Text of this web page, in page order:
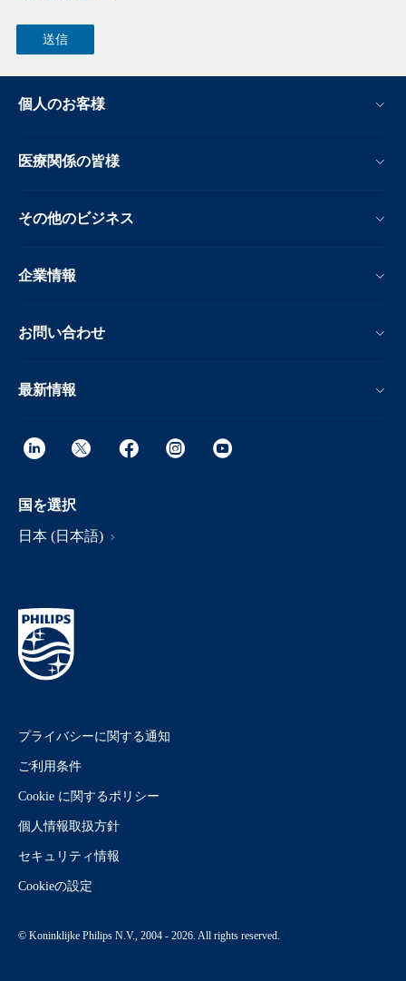
個人のお客様
医療関係の皆様
その他のビジネス
企業情報
お問い合わせ
最新情報
国を選択
日本 (日本語)
プライバシーに関する通知
ご利用条件
Cookie に関するポリシー
個人情報取扱方針
セキュリティ情報
Cookieの設定
© Koninklijke Philips N.V., 2004 - 2026. All rights reserved.